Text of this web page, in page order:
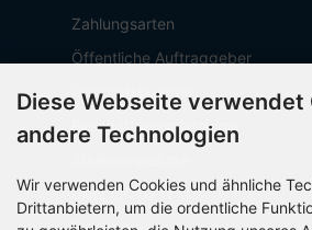
Zahlungsarten
Öffentliche Auftraggeber
Geschäftskunden
Beschaffungsplattform
Über OCTO IT
Diese Webseite verwendet
andere Technologien
Wir verwenden Cookies und ähnliche
Drittanbietern, um die ordentliche